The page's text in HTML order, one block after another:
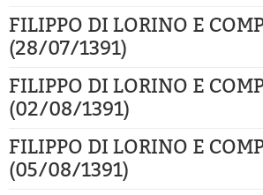
FILIPPO DI LORINO E
(28/07/1391)
FILIPPO DI LORINO E
(02/08/1391)
FILIPPO DI LORINO E
(05/08/1391)